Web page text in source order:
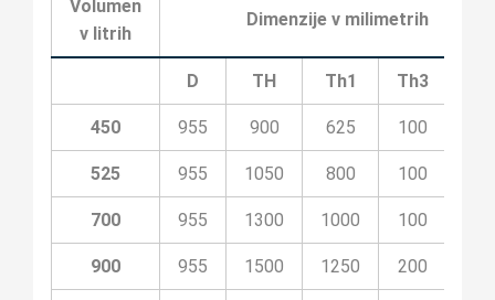
Volumen
v litrih
Dimenzije v milimetrih
D TH Th1 Th3
450 955 900 625 100
525 955 1050 800 100
700 955 1300 1000 100
900 955 1500 1250 200